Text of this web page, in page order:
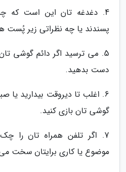
4. دغدغه تان این است که
پسندند یا چه نظراتی زیر پُست
5. می ترسید اگر دائم گوشی
دست بدهید.
6. اغلب تا دیروقت بیدارید یا
گوشی تان بازی کنید.
7. اگر تلفن همراه تان را
موضوع یا کاری برایتان سخت